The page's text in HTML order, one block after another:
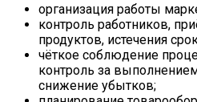
организация работы
контроль работников,
продуктов, истечения
чёткое соблюдение
контроль за
снижение убытков;